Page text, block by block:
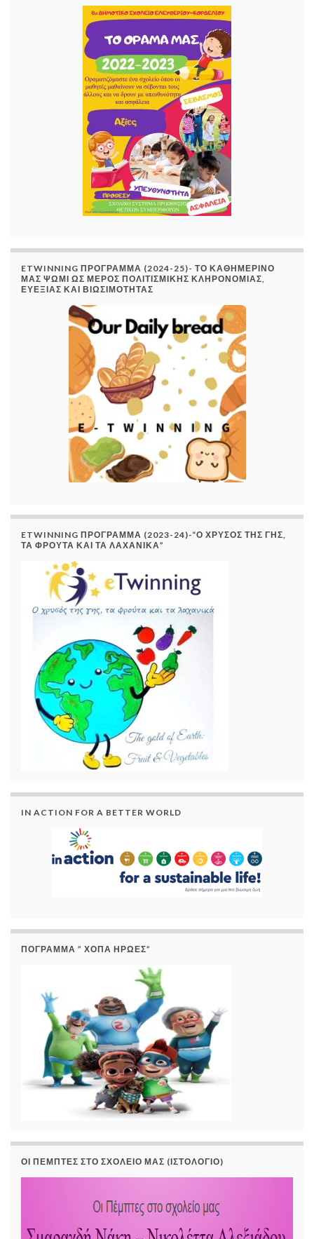
ETWINNING ΠΡΟΓΡΑΜΜΑ (2024-25)- ΤΟ ΚΑΘΗΜΕΡΙΝΟ
ΜΑΣ ΨΩΜΙ ΩΣ ΜΕΡΟΣ ΠΟΛΙΤΙΣΜΙΚΗΣ ΚΛΗΡΟΝΟΜΙΑΣ,
ΕΥΕΞΙΑΣ ΚΑΙ ΒΙΩΣΙΜΟΤΗΤΑΣ
ETWINNING ΠΡΌΓΡΑΜΜΑ (2023-24)-“Ο ΧΡΥΣΌΣ ΤΗΣ ΓΗΣ,
ΤΑ ΦΡΟΎΤΑ ΚΑΙ ΤΑ ΛΑΧΑΝΙΚΆ”
IN ACTION FOR A BETTER WORLD
ΠΟΓΡΑΜΜΑ ” ΧΟΠΑ ΗΡΩΕΣ”
ΟΙ ΠΈΜΠΤΕΣ ΣΤΟ ΣΧΟΛΕΊΟ ΜΑΣ (ΙΣΤΟΛΌΓΙΟ)